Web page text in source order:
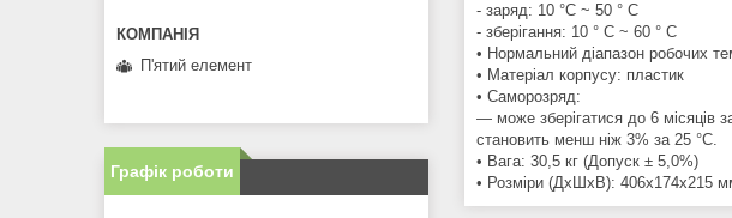
- заряд: 10 °C ~ 50 ° C
- зберігання: 10 ° C ~ 60 ° C
• Нормальний діапазон робочих
• Матеріал корпусу: пластик
• Саморозряд:
— може зберігатися до 6 місяців
становить менш ніж 3% за 25 °C.
• Вага: 30,5 кг (Допуск ± 5,0%)
• Розміри (ДхШхВ): 406x174x215
П'ятий елемент
Графік роботи